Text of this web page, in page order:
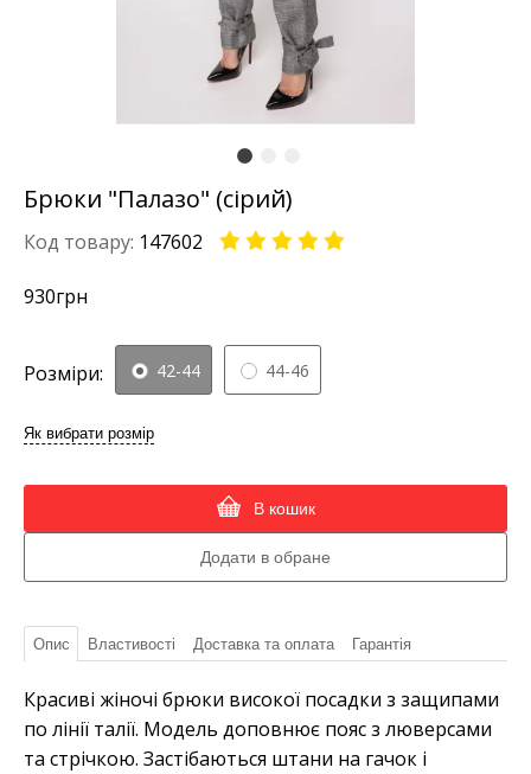
Брюки "Палазо" (сірий)
Код товару: 147602
930грн
Розміри: 42-44 44-46
Як вибрати розмір
В кошик
Опис Властивості Доставка та оплата Гарантія
Красиві жіночі брюки високої посадки з защипами
по лінії талії. Модель доповнює пояс з люверсами
та стрічкою. Застібаються штани на гачок і